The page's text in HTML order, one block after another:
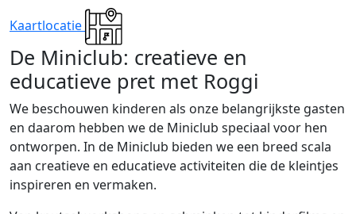
Kaartlocatie
De Miniclub: creatieve en
educatieve pret met Roggi
We beschouwen kinderen als onze belangrijkste gasten
en daarom hebben we de Miniclub speciaal voor hen
ontworpen. In de Miniclub bieden we een breed scala
aan creatieve en educatieve activiteiten die de kleintjes
inspireren en vermaken.